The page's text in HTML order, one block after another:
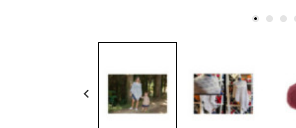
keyboard_arrow_left